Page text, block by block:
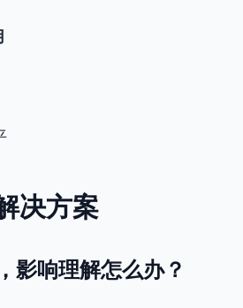
决方案
影响理解怎么办？